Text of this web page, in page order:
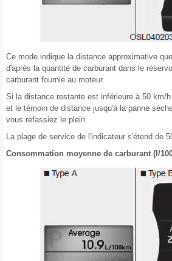
Ce mode indique la distance approximative
d'après la quantité de carburant dans le
carburant fournie au moteur.
Si la distance restante est inférieure à 50 km/
et le témoin de distance jusqu'à la panne
vous refassiez le plein.
La plage de service de l'indicateur s'étend de
Consommation moyenne de carburant (l/